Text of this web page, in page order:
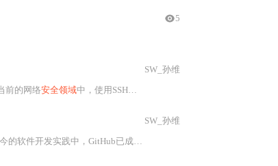
5
前的网络安全领域中，使用SSH（Secure Shell）协议进行远程服务器管理或
SW_孙维
为版本控制系统的核心平台之一。为了加强代码仓库的
SW_孙维